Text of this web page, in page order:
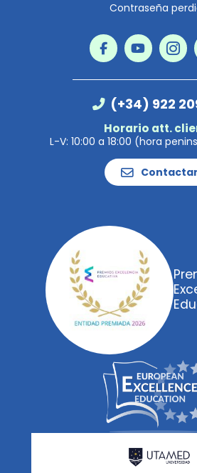
Contraseña
(+34) 922
Horario att.
L-V: 10:00 a 18:00 (hora
Contactar